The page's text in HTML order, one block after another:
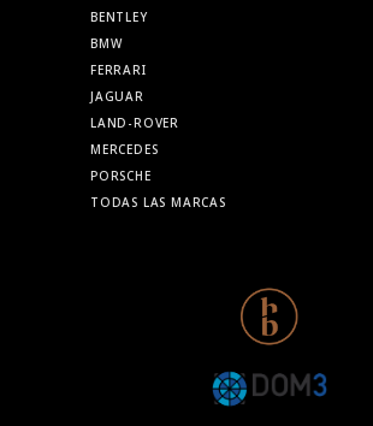
BENTLEY
BMW
FERRARI
JAGUAR
LAND-ROVER
MERCEDES
PORSCHE
TODAS LAS MARCAS